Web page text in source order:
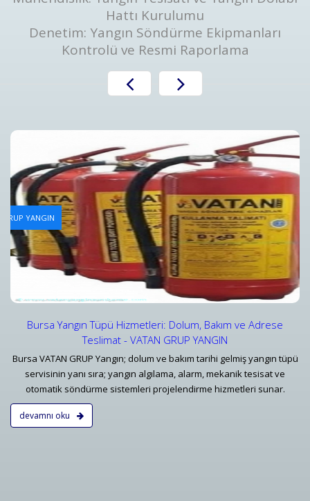
Hattı Kurulumu
Denetim: Yangın Söndürme Ekipmanları
Kontrolü ve Resmi Raporlama
YANGIN
Bursa Yangın Tüpü Hizmetleri: Dolum, Bakım ve Adrese
Teslimat - VATAN GRUP YANGIN
Bursa VATAN GRUP Yangın; dolum ve bakım tarihi gelmiş yangın tüpü
servisinin yanı sıra; yangın algılama, alarm, mekanik tesisat ve
otomatik söndürme sistemleri projelendirme hizmetleri sunar.
devamnı oku
Yangın Tüpü Dolum Hizmeti
Bursa Yangın Tüpü Dolum Hizmeti ve Fiyatları - Vatan
Detaylar